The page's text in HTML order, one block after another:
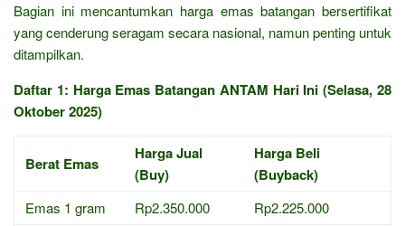
Bagian ini mencantumkan harga emas batangan bersertifikat
yang cenderung seragam secara nasional, namun penting untuk
ditampilkan.
Daftar 1: Harga Emas Batangan ANTAM Hari Ini (Selasa, 28
Oktober 2025)
Berat Emas
Harga Jual
(Buy)
Harga Beli
(Buyback)
Emas 1 gram Rp2.350.000
Rp2.225.000